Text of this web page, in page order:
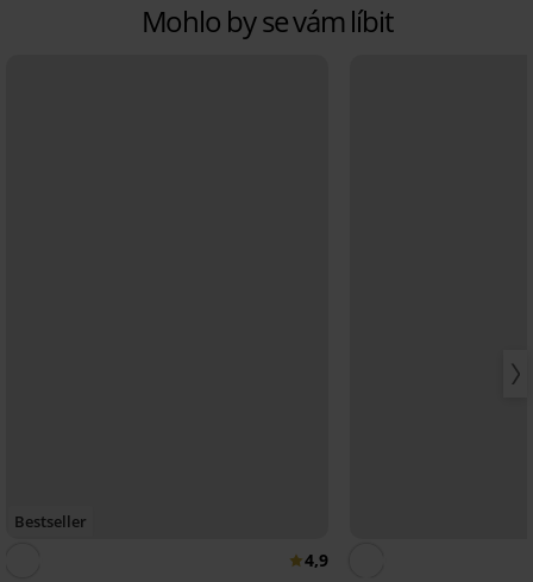
Mohlo by se vám líbit
Bestseller
4,9